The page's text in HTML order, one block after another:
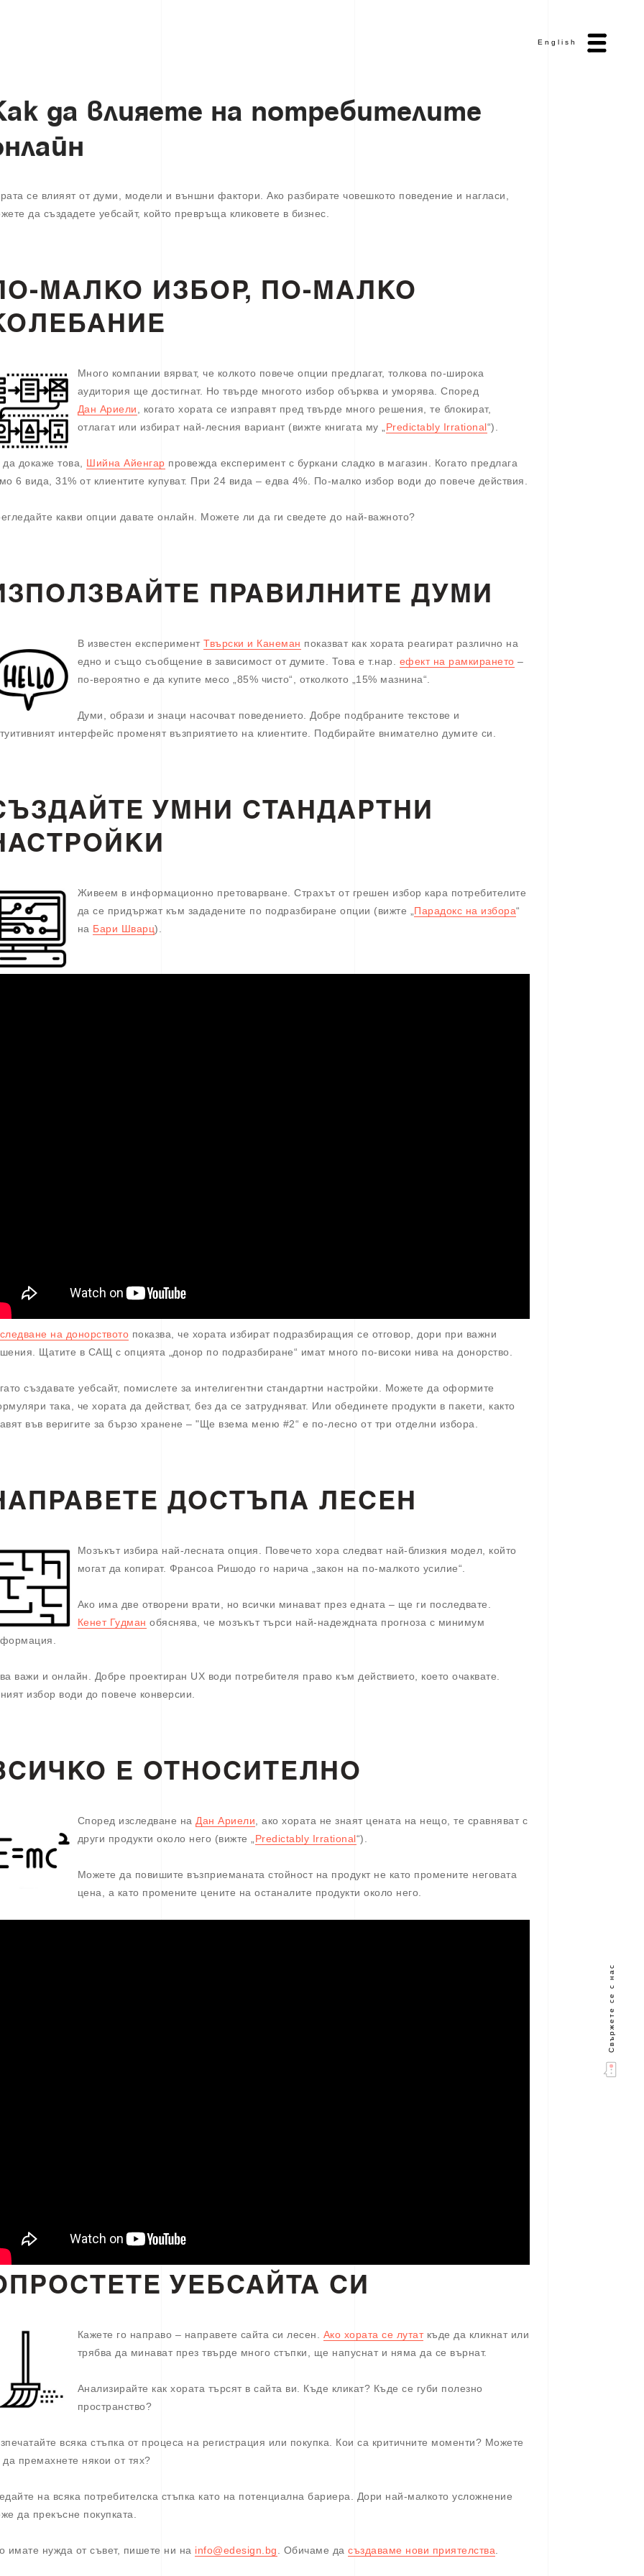
English
Свържете се с нас
ак да влияете на потребителите
нлайн
се влияят от думи, модели и външни фактори. Ако разбирате човешкото поведение и нагласи,
да създадете уебсайт, който превръща кликовете в бизнес.
МАЛКО ИЗБОР, ПО-МАЛКО
Много компании вярват, че колкото повече опции предлагат, толкова по-широка
аудитория ще достигнат. Но твърде многото избор обърква и уморява. Според
Дан Ариели, когато хората се изправят пред твърде много решения, те блокират,
отлагат или избират най-лесния вариант (вижте книгата му „Predictably Irrational“).
да докаже това, Шийна Айенгар провежда експеримент с буркани сладко в магазин. Когато предлага
6 вида, 31% от клиентите купуват. При 24 вида – едва 4%. По-малко избор води до повече действия.
какви опции давате онлайн. Можете ли да ги сведете до най-важното?
ПРАВИЛНИТЕ ДУМИ
В известен експериментТвърски и Канеман показват как хората реагират различно на
едно и също съобщение в зависимост от думите. Това е т.нар. ефект на рамкирането –
по-вероятно е да купите месо „85% чисто“, отколкото „15% мазнина“.
Думи, образи и знаци насочват поведението. Добре подбраните текстове и
интерфейс променят възприятието на клиентите. Подбирайте внимателно думите си.
УМНИ СТАНДАРТНИ
Живеем в информационно претоварване. Страхът от грешен избор кара потребителите
да се придържат към зададените по подразбиране опции (вижте „Парадокс на избора“
на Бари Шварц).
на донорството показва, че хората избират подразбиращия се отговор, дори при важни
Щатите в САЩ с опцията „донор по подразбиране“ имат много по-високи нива на донорство.
създавате уебсайт, помислете за интелигентни стандартни настройки. Можете да оформите
така, че хората да действат, без да се затрудняват. Или обединете продукти в пакети, както
във веригите за бързо хранене – "Ще взема меню #2“ е по-лесно от три отделни избора.
ДОСТЪПА ЛЕСЕН
Мозъкът избира най-лесната опция. Повечето хора следват най-близкия модел, който
могат да копират. Франсоа Ришодо го нарича „закон на по-малкото усилие“.
Ако има две отворени врати, но всички минават през едната – ще ги последвате.
Кенет Гудман обяснява, че мозъкът търси най-надеждната прогноза с минимум
важи и онлайн. Добре проектиран UX води потребителя право към действието, което очаквате.
избор води до повече конверсии.
Е ОТНОСИТЕЛНО
Според изследване наДан Ариели, ако хората не знаят цената на нещо, те сравняват с
други продукти около него (вижте „Predictably Irrational“).
Можете да повишите възприеманата стойност на продукт не като промените неговата
цена, а като промените цените на останалите продукти около него.
УЕБСАЙТА СИ
Кажете го направо – направете сайта си лесен. Ако хората се лутаткъде да кликнат или
трябва да минават през твърде много стъпки, ще напуснат и няма да се върнат.
Анализирайте как хората търсят в сайта ви. Къде кликат? Къде се губи полезно
пространство?
всяка стъпка от процеса на регистрация или покупка. Кои са критичните моменти? Можете
да премахнете някои от тях?
на всяка потребителска стъпка като на потенциална бариера. Дори най-малкото усложнение
да прекъсне покупката.
имате нужда от съвет, пишете ни на info@edesign.bg. Обичаме дасъздаваме нови приятелства.